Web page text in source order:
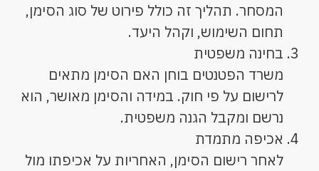
המסחר. תהליך זה כולל פירוט של סוג הסימן,
תחום השימוש, וקהל היעד.
בחינה משפטית
משרד הפטנטים בוחן האם הסימן מתאים
לרישום על פי חוק. במידה והסימן מאושר, הוא
נרשם ומקבל הגנה משפטית.
אכיפה מתמדת
לאחר רישום הסימן, האחריות על אכיפתו מול